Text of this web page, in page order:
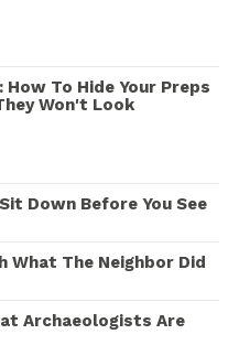
How To Hide Your Preps
Won't Look
Down Before You See
What The Neighbor Did
Archaeologists Are